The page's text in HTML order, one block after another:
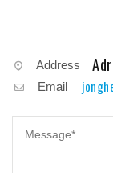
Address
Email